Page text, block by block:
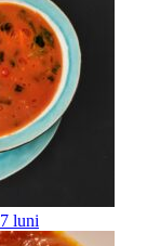
7 luni